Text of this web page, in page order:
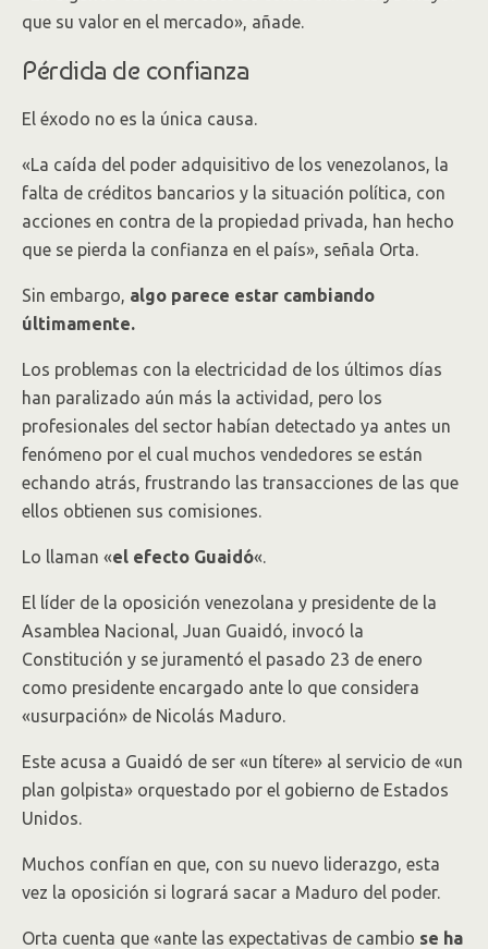
que su valor en el mercado», añade.
Pérdida de confianza
El éxodo no es la única causa.
«La caída del poder adquisitivo de los venezolanos, la
falta de créditos bancarios y la situación política, con
acciones en contra de la propiedad privada, han hecho
que se pierda la confianza en el país», señala Orta.
Sin embargo, algo parece estar cambiando
últimamente.
Los problemas con la electricidad de los últimos días
han paralizado aún más la actividad, pero los
profesionales del sector habían detectado ya antes un
fenómeno por el cual muchos vendedores se están
echando atrás, frustrando las transacciones de las que
ellos obtienen sus comisiones.
Lo llaman «el efecto Guaidó«.
El líder de la oposición venezolana y presidente de la
Asamblea Nacional, Juan Guaidó, invocó la
Constitución y se juramentó el pasado 23 de enero
como presidente encargado ante lo que considera
«usurpación» de Nicolás Maduro.
Este acusa a Guaidó de ser «un títere» al servicio de «un
plan golpista» orquestado por el gobierno de Estados
Unidos.
Muchos confían en que, con su nuevo liderazgo, esta
vez la oposición si logrará sacar a Maduro del poder.
Orta cuenta que «ante las expectativas de cambio se ha